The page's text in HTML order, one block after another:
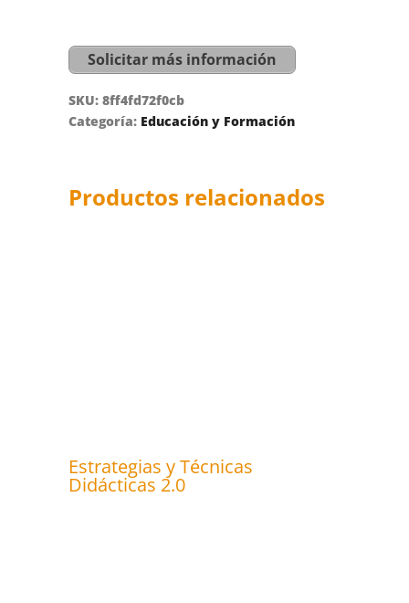
Solicitar más información
SKU: 8ff4fd72f0cb
Categoría: Educación y Formación
Productos relacionados
Estrategias y Técnicas
Didácticas 2.0